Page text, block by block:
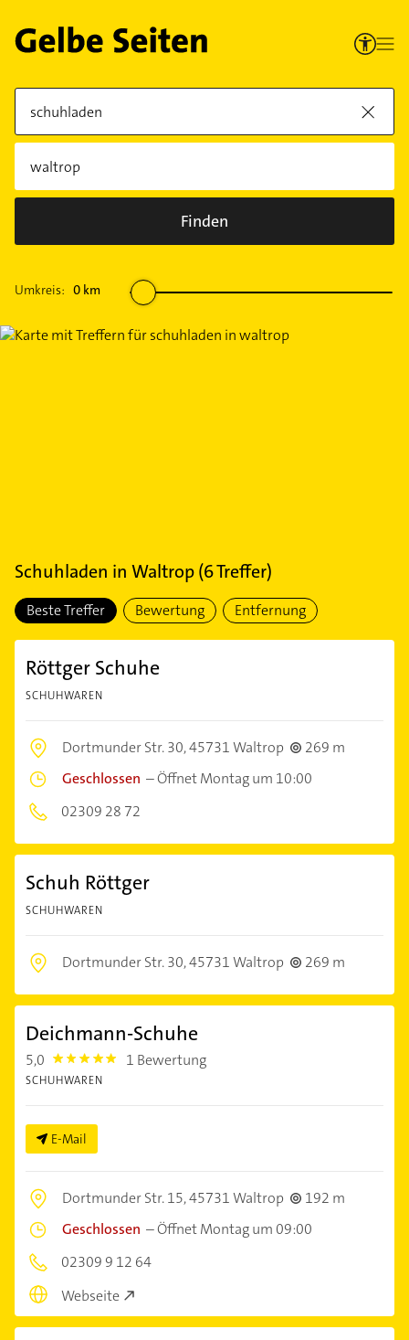
Finden
Umkreis: 0 km
Schuhladen in Waltrop(6Treffer)
Beste Treffer Bewertung Entfernung
Röttger Schuhe
SCHUHWAREN
Dortmunder Str. 30,45731 Waltrop
269 m
Geschlossen –Öffnet Montag um 10:00
02309 28 72
Schuh Röttger
SCHUHWAREN
Dortmunder Str. 30,45731 Waltrop 269 m
Deichmann-Schuhe
5,0 5.0 1 Bewertung
SCHUHWAREN
E-Mail
Dortmunder Str. 15,45731 Waltrop
192 m
Geschlossen –Öffnet Montag um 09:00
02309 9 12 64
Webseite